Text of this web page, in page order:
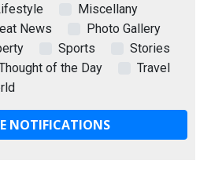
Miscellany
News
Photo Gallery
Sports
Stories
of the Day
Travel
NOTIFICATIONS